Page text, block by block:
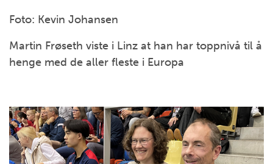
Foto: Kevin Johansen
Martin Frøseth viste i Linz at han har toppnivå til å
henge med de aller fleste i Europa